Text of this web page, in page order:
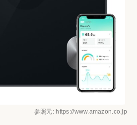
参照元: https://www.amazon.co.jp